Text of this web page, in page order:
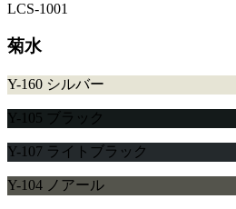
LCS-1001
菊水
Y-160 シルバー
Y-105 ブラック
Y-107 ライトブラック
Y-104 ノアール